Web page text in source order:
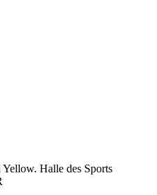
Yellow. Halle des Sports